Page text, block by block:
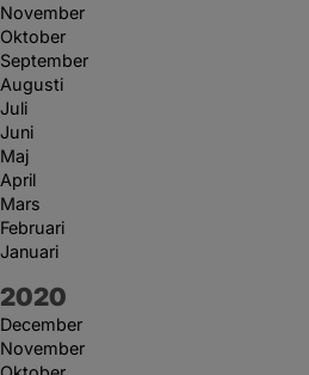
November
Oktober
September
Augusti
Juli
Juni
Maj
April
Mars
Februari
Januari
År:
2020
December
November